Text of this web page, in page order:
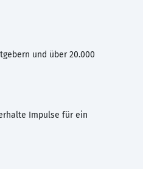
und über 20.000
Impulse für ein